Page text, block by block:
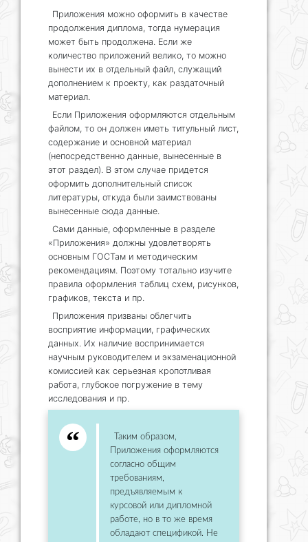
Приложения можно оформить в качестве
продолжения диплома, тогда нумерация
может быть продолжена. Если же
количество приложений велико, то можно
вынести их в отдельный файл, служащий
дополнением к проекту, как раздаточный
материал.
Если Приложения оформляются отдельным
файлом, то он должен иметь титульный лист,
содержание и основной материал
(непосредственно данные, вынесенные в
этот раздел). В этом случае придется
оформить дополнительный список
литературы, откуда были заимствованы
вынесенные сюда данные.
Сами данные, оформленные в разделе
«Приложения» должны удовлетворять
основным ГОСТам и методическим
рекомендациям. Поэтому тотально изучите
правила оформления таблиц схем, рисунков,
графиков, текста и пр.
Приложения призваны облегчить
восприятие информации, графических
данных. Их наличие воспринимается
научным руководителем и экзаменационной
комиссией как серьезная кропотливая
работа, глубокое погружение в тему
исследования и пр.
Таким образом,
Приложения оформляются
согласно общим
требованиям,
предъявляемым к
курсовой или дипломной
работе, но в то же время
обладают спецификой. Не